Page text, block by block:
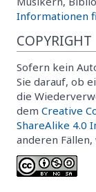
Informationen
COPYRIGHT
Sofern kein
Sie darauf, ob
die
dem Creative
ShareAlike 4.0
anderen